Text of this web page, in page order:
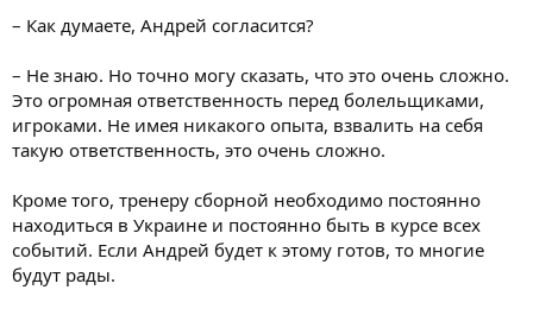
– Как думаете, Андрей согласится?
– Не знаю. Но точно могу сказать, что это очень сложно.
Это огромная ответственность перед болельщиками,
игроками. Не имея никакого опыта, взвалить на себя
такую ответственность, это очень сложно.
Кроме того, тренеру сборной необходимо постоянно
находиться в Украине и постоянно быть в курсе всех
событий. Если Андрей будет к этому готов, то многие
будут рады.